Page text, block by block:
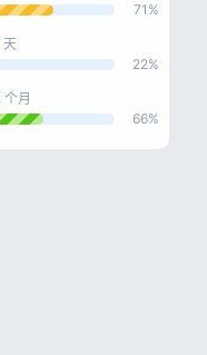
71%
天
22%
个月
66%